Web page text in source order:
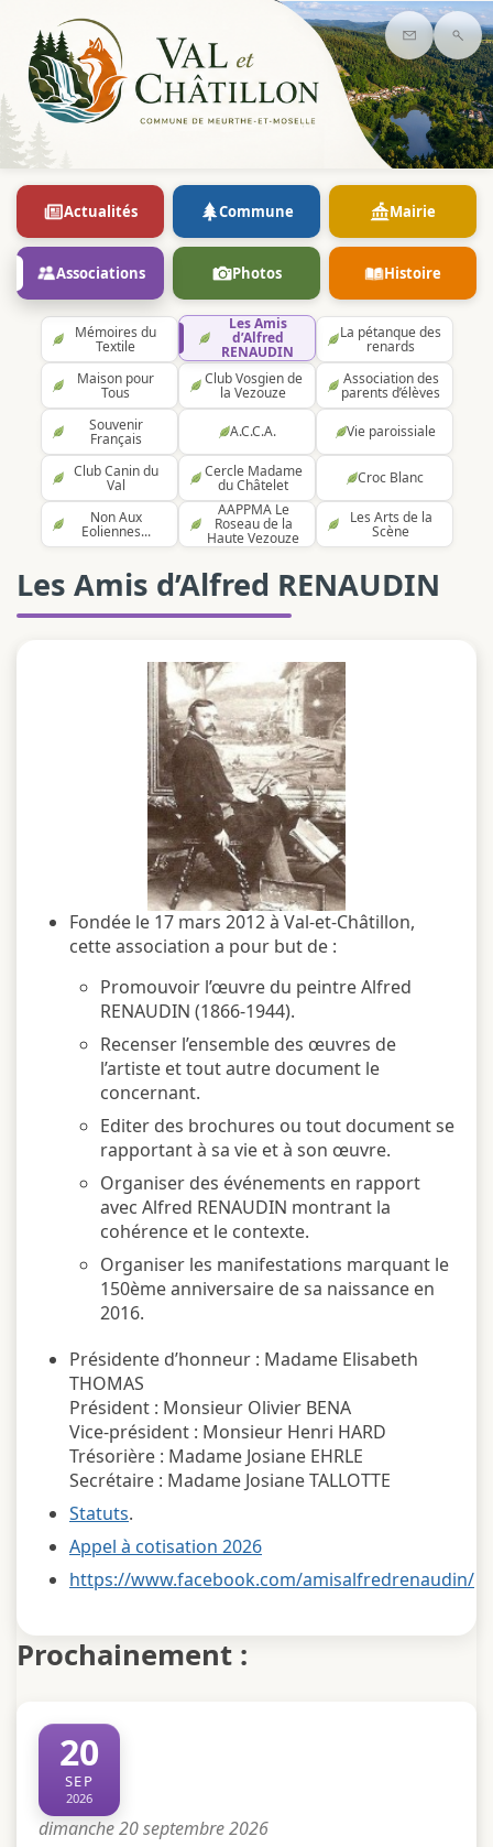
Contact
Actualités Commune Mairie
Associations Photos Histoire
Mémoires du
Textile
Les Amis
d’Alfred
RENAUDIN
La pétanque des
renards
Maison pour
Tous
Club Vosgien de
la Vezouze
Association des
parents d’élèves
Souvenir
Français A.C.C.A. Vie paroissiale
Club Canin du
Val
Cercle Madame
du Châtelet Croc Blanc
Non Aux
Eoliennes...
AAPPMA Le
Roseau de la
Haute Vezouze
Les Arts de la
Scène
Les Amis d’Alfred RENAUDIN
Fondée le 17 mars 2012 à Val-et-Châtillon,
cette association a pour but de :
Promouvoir l’œuvre du peintre Alfred
RENAUDIN (1866-1944).
Recenser l’ensemble des œuvres de
l’artiste et tout autre document le
concernant.
Editer des brochures ou tout document se
rapportant à sa vie et à son œuvre.
Organiser des événements en rapport
avec Alfred RENAUDIN montrant la
cohérence et le contexte.
Organiser les manifestations marquant le
150ème anniversaire de sa naissance en
2016.
Présidente d’honneur : Madame Elisabeth
THOMAS
Président : Monsieur Olivier BENA
Vice-président : Monsieur Henri HARD
Trésorière : Madame Josiane EHRLE
Secrétaire : Madame Josiane TALLOTTE
Statuts.
Appel à cotisation 2026
https://www.facebook.com/amisalfredrenaudin/
Prochainement :
20
SEP
2026
dimanche 20 septembre 2026